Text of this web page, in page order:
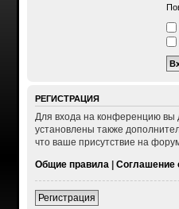
РЕГИСТРАЦИЯ
Для входа на конференцию вы
установлены также
что ваше присутствие на
Общие правила| Соглашение
Регистрация